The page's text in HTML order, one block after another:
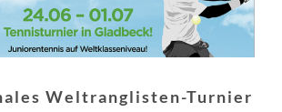
Weltranglisten-Turnier